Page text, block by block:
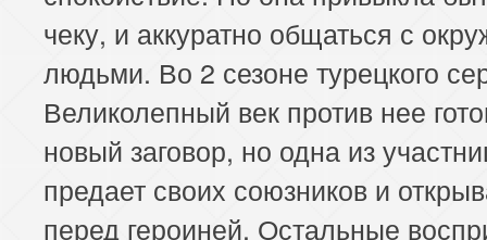
чеку, и аккуратно общаться с
людьми. Во 2 сезоне турецкого
Великолепный век против нее
новый заговор, но одна из
предает своих союзников и
перед героиней. Остальные